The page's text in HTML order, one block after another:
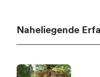
Naheliegende